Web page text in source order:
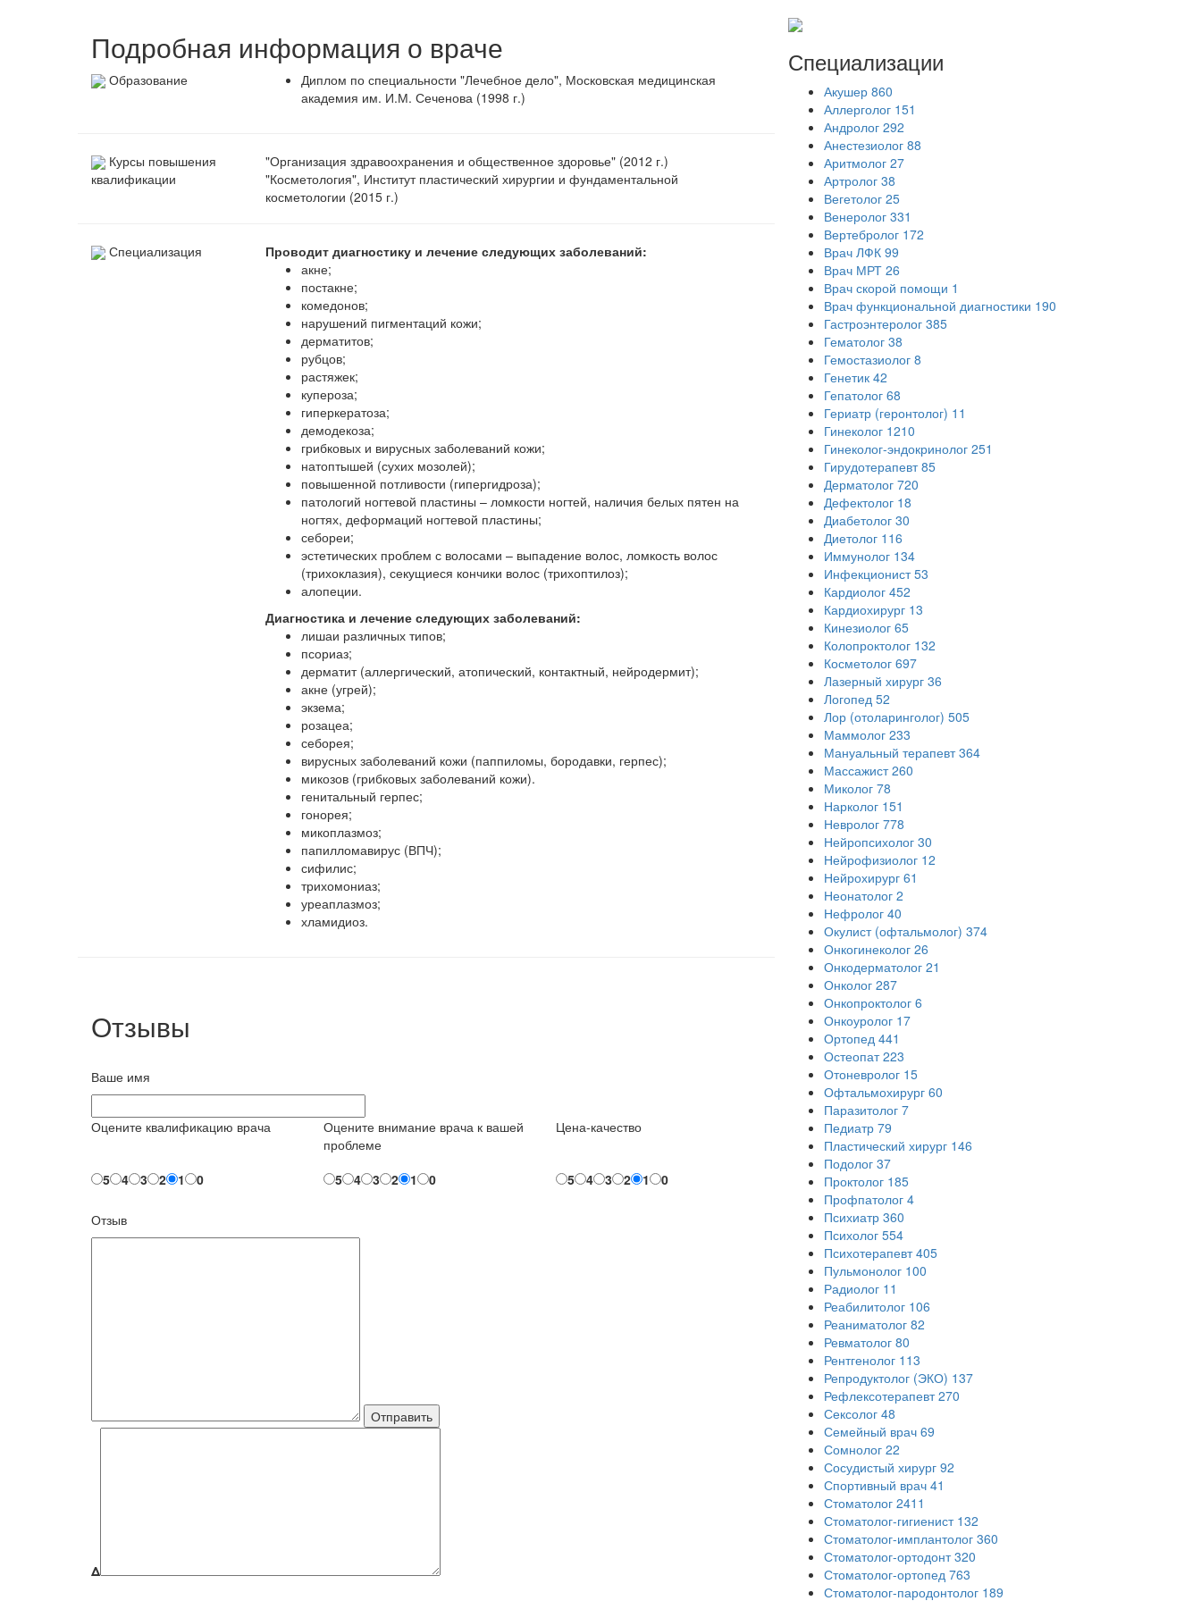
Подробная информация о враче
Образование
Диплом по специальности "Лечебное дело", Московская медицинская
академия им. И.М. Сеченова (1998 г.)
Курсы повышения
квалификации
"Организация здравоохранения и общественное здоровье" (2012 г.)
"Косметология", Институт пластический хирургии и фундаментальной
косметологии (2015 г.)
Специализация
Проводит диагностику и лечение следующих заболеваний:
акне;
постакне;
комедонов;
нарушений пигментаций кожи;
дерматитов;
рубцов;
растяжек;
купероза;
гиперкератоза;
демодекоза;
грибковых и вирусных заболеваний кожи;
натоптышей (сухих мозолей);
повышенной потливости (гипергидроза);
патологий ногтевой пластины – ломкости ногтей, наличия белых пятен на
ногтях, деформаций ногтевой пластины;
себореи;
эстетических проблем с волосами – выпадение волос, ломкость волос
(трихоклазия), секущиеся кончики волос (трихоптилоз);
алопеции.
Диагностика и лечение следующих заболеваний:
лишаи различных типов;
псориаз;
дерматит (аллергический, атопический, контактный, нейродермит);
акне (угрей);
экзема;
розацеа;
себорея;
вирусных заболеваний кожи (паппиломы, бородавки, герпес);
микозов (грибковых заболеваний кожи).
генитальный герпес;
гонорея;
микоплазмоз;
папилломавирус (ВПЧ);
сифилис;
трихомониаз;
уреаплазмоз;
хламидиоз.
Отзывы
Ваше имя
Оцените квалификацию врача
5 4 3 2 1 0
Оцените внимание врача к вашей
проблеме
5
4 3 2 1 0
Цена-качество
5 4 3 2 1 0
Отзыв
Δ
Специализации
Акушер 860
Аллерголог 151
Андролог 292
Анестезиолог 88
Аритмолог 27
Артролог 38
Вегетолог 25
Венеролог 331
Вертебролог 172
Врач ЛФК 99
Врач МРТ 26
Врач скорой помощи 1
Врач функциональной диагностики 190
Гастроэнтеролог 385
Гематолог 38
Гемостазиолог 8
Генетик 42
Гепатолог 68
Гериатр (геронтолог) 11
Гинеколог 1210
Гинеколог-эндокринолог 251
Гирудотерапевт 85
Дерматолог 720
Дефектолог 18
Диабетолог 30
Диетолог 116
Иммунолог 134
Инфекционист 53
Кардиолог 452
Кардиохирург 13
Кинезиолог 65
Колопроктолог 132
Косметолог 697
Лазерный хирург 36
Логопед 52
Лор (отоларинголог) 505
Маммолог 233
Мануальный терапевт 364
Массажист 260
Миколог 78
Нарколог 151
Невролог 778
Нейропсихолог 30
Нейрофизиолог 12
Нейрохирург 61
Неонатолог 2
Нефролог 40
Окулист (офтальмолог) 374
Онкогинеколог 26
Онкодерматолог 21
Онколог 287
Онкопроктолог 6
Онкоуролог 17
Ортопед 441
Остеопат 223
Отоневролог 15
Офтальмохирург 60
Паразитолог 7
Педиатр 79
Пластический хирург 146
Подолог 37
Проктолог 185
Профпатолог 4
Психиатр 360
Психолог 554
Психотерапевт 405
Пульмонолог 100
Радиолог 11
Реабилитолог 106
Реаниматолог 82
Ревматолог 80
Рентгенолог 113
Репродуктолог (ЭКО) 137
Рефлексотерапевт 270
Сексолог 48
Семейный врач 69
Сомнолог 22
Сосудистый хирург 92
Спортивный врач 41
Стоматолог 2411
Стоматолог-гигиенист 132
Стоматолог-имплантолог 360
Стоматолог-ортодонт 320
Стоматолог-ортопед 763
Стоматолог-пародонтолог 189